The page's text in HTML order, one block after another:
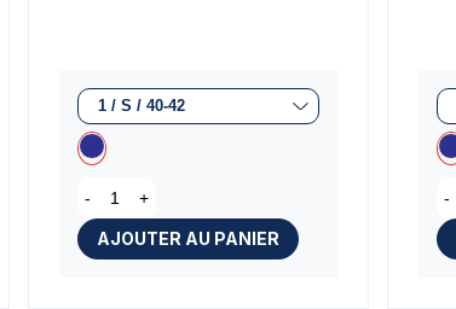
- +
AJOUTER AU PANIER
-